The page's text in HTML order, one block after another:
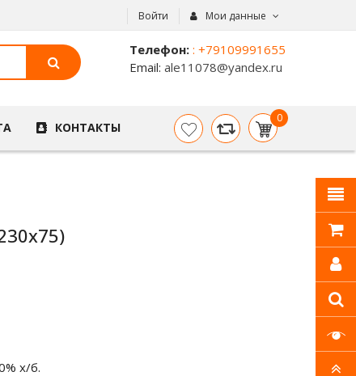
Войти Мои данные
Телефон: : +79109991655
Email: ale11078@yandex.ru
КОНТАКТЫ
0
item(s)
- 0
х/б.